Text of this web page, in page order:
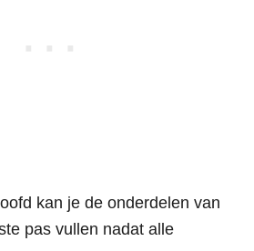
kan je de onderdelen van
pas vullen nadat alle